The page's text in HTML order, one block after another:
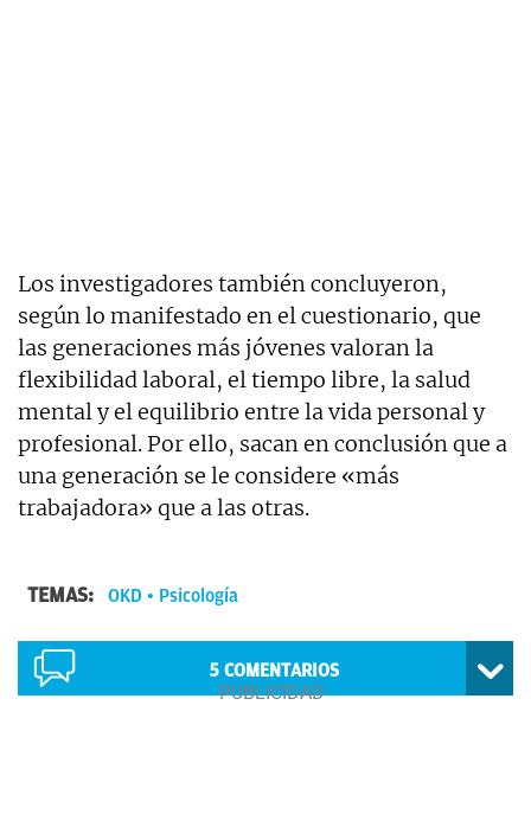
Los investigadores también concluyeron,
según lo manifestado en el cuestionario, que
las generaciones más jóvenes valoran la
flexibilidad laboral, el tiempo libre, la salud
mental y el equilibrio entre la vida personal y
profesional. Por ello, sacan en conclusión que a
una generación se le considere «más
trabajadora» que a las otras.
TEMAS: OKD Psicología
5 COMENTARIOS